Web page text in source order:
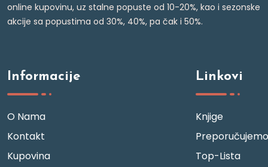
online kupovinu, uz stalne popuste od 10-20%, kao i sezonske
akcije sa popustima od 30%, 40%, pa čak i 50%.
Informacije
O Nama
Kontakt
Kupovina
Linkovi
Knjige
Preporučujemo
Top-Lista